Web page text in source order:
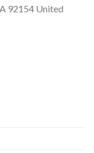
92154 United